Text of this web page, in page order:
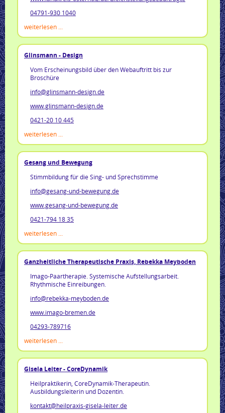
04791-930 1040
weiterlesen ...
Glinsmann - Design
Vom Erscheinungsbild über den Webauftritt bis zur
Broschüre
info@glinsmann-design.de
www.glinsmann-design.de
0421-20 10 445
weiterlesen ...
Gesang und Bewegung
Stimmbildung für die Sing- und Sprechstimme
info@gesang-und-bewegung.de
www.gesang-und-bewegung.de
0421-794 18 35
weiterlesen ...
Ganzheitliche Therapeutische Praxis, Rebekka Meyboden
Imago-Paartherapie. Systemische Aufstellungsarbeit.
Rhythmische Einreibungen.
info@rebekka-meyboden.de
www.imago-bremen.de
04293-789716
weiterlesen ...
Gisela Leiter - CoreDynamik
Heilpraktikerin, CoreDynamik-Therapeutin.
Ausbildungsleiterin und Dozentin.
kontakt@heilpraxis-gisela-leiter.de